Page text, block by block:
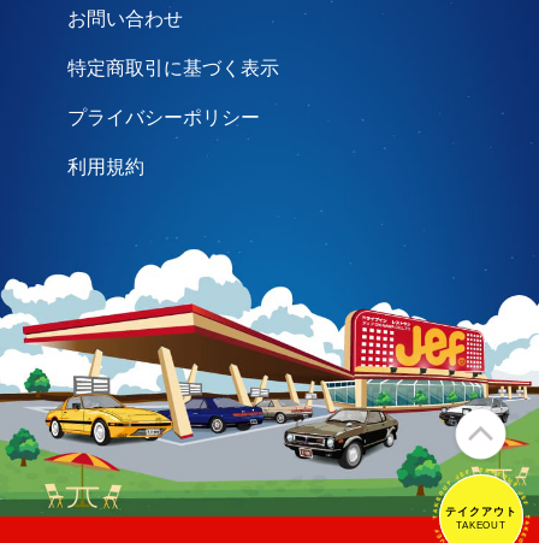
テイクアウト
TAKEOUT
テイクアウト
TAKEOUT
お問い合わせ
特定商取引に基づく表示
プライバシーポリシー
利用規約